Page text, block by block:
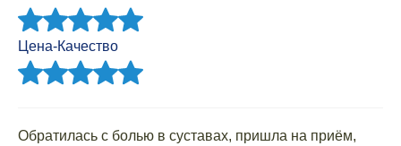
Цена-Качество
Обратилась с болью в суставах, пришла на приём,